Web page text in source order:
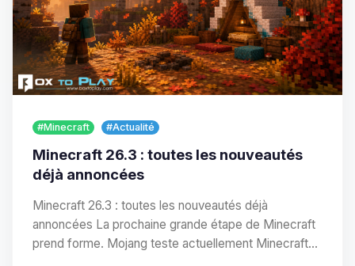
#Minecraft #Actualité
Minecraft 26.3 : toutes les nouveautés
déjà annoncées
Minecraft 26.3 : toutes les nouveautés déjà
annoncées La prochaine grande étape de Minecraft
prend forme. Mojang teste actuellement Minecraft